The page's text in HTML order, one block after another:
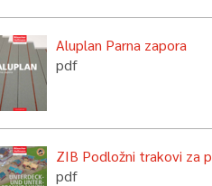
Aluplan Parna zapora
pdf
ZIB Podložni trakovi za
pdf